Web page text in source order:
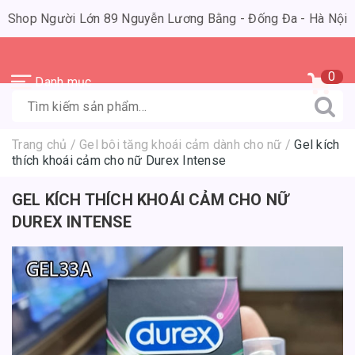
Shop Người Lớn 89 Nguyễn Lương Bằng - Đống Đa - Hà Nội
Danh mục 0
Trang chủ / Gel bôi tăng khoái cảm dành cho nữ /Gel kích
thích khoái cảm cho nữ Durex Intense
GEL KÍCH THÍCH KHOÁI CẢM CHO NỮ
DUREX INTENSE